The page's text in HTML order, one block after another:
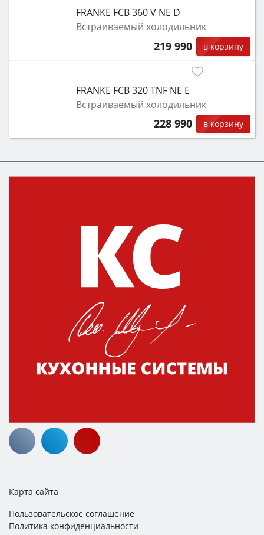
FRANKE FCB 360 V NE D
Встраиваемый холодильник
219 990 в корзину
FRANKE FCB 320 TNF NE E
Встраиваемый холодильник
228 990 в корзину
Карта сайта
Пользовательское соглашение
Политика конфиденциальности